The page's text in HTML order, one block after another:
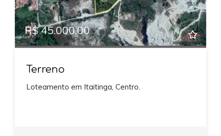
R$ 45.000,00
Terreno
Loteamento em Itaitinga, Centro.